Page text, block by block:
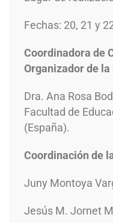
Fechas: 20, 21 y
Coordinadora de
Organizador de
Dra. Ana Rosa
Facultad de
(España).
Coordinación de
Juny Montoya
Jesús M. Jornet